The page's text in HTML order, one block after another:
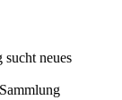
neues